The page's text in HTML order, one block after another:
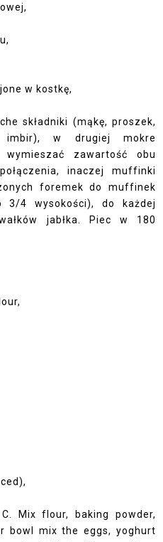
w kostkę,
składniki (mąkę, proszek,
imbir), w drugiej mokre
zawartość obu
inaczej muffinki
foremek do muffinek
3/4 wysokości), do każdej
jabłka. Piec w 180
Mix flour, baking powder,
bowl mix the eggs, yoghurt